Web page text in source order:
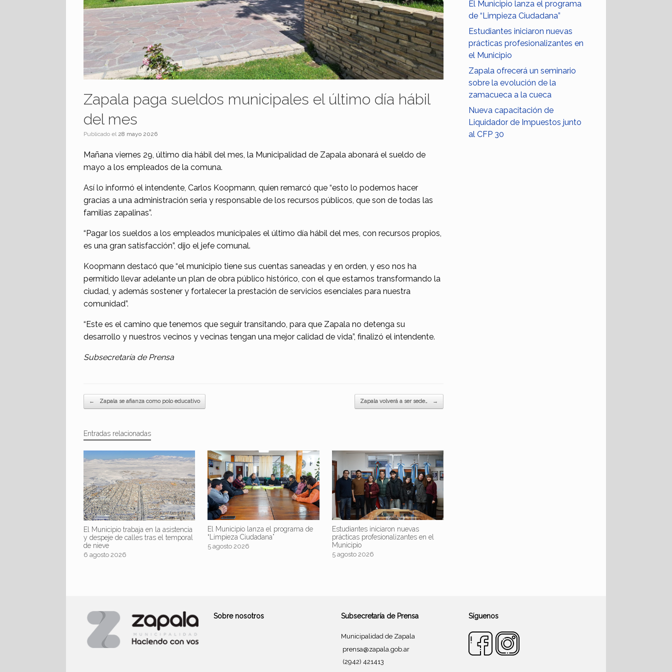
Zapala paga sueldos municipales el último día hábil
del mes
Publicado el 28 mayo 2026
Mañana viernes 29, último día hábil del mes, la Municipalidad de Zapala abonará el sueldo de
mayo a los empleados de la comuna.
Así lo informó el intendente, Carlos Koopmann, quien remarcó que “esto lo podemos hacer
gracias a una administración seria y responsable de los recursos públicos, que son de todas las
familias zapalinas”.
“Pagar los sueldos a los empleados municipales el último día hábil del mes, con recursos propios,
es una gran satisfacción”, dijo el jefe comunal.
Koopmann destacó que “el municipio tiene sus cuentas saneadas y en orden, y eso nos ha
permitido llevar adelante un plan de obra público histórico, con el que estamos transformando la
ciudad, y además sostener y fortalecer la prestación de servicios esenciales para nuestra
comunidad”.
“Este es el camino que tenemos que seguir transitando, para que Zapala no detenga su
desarrollo y nuestros vecinos y vecinas tengan una mejor calidad de vida”, finalizó el intendente.
Subsecretaría de Prensa
Navegador de artículos
← Zapala se afianza como polo educativo Zapala volverá a ser sede… →
Entradas relacionadas
El Municipio trabaja en la asistencia
y despeje de calles tras el temporal
de nieve
6 agosto 2026
El Municipio lanza el programa de
“Limpieza Ciudadana”
5 agosto 2026
Estudiantes iniciaron nuevas
prácticas profesionalizantes en el
Municipio
5 agosto 2026
El Municipio lanza el programa
de “Limpieza Ciudadana”
Estudiantes iniciaron nuevas
prácticas profesionalizantes en
el Municipio
Zapala ofrecerá un seminario
sobre la evolución de la
zamacueca a la cueca
Nueva capacitación de
Liquidador de Impuestos junto
al CFP 30
Sobre nosotros Subsecretaría de Prensa
Municipalidad de Zapala
prensa@zapala.gob.ar
(2942) 421413
Síguenos